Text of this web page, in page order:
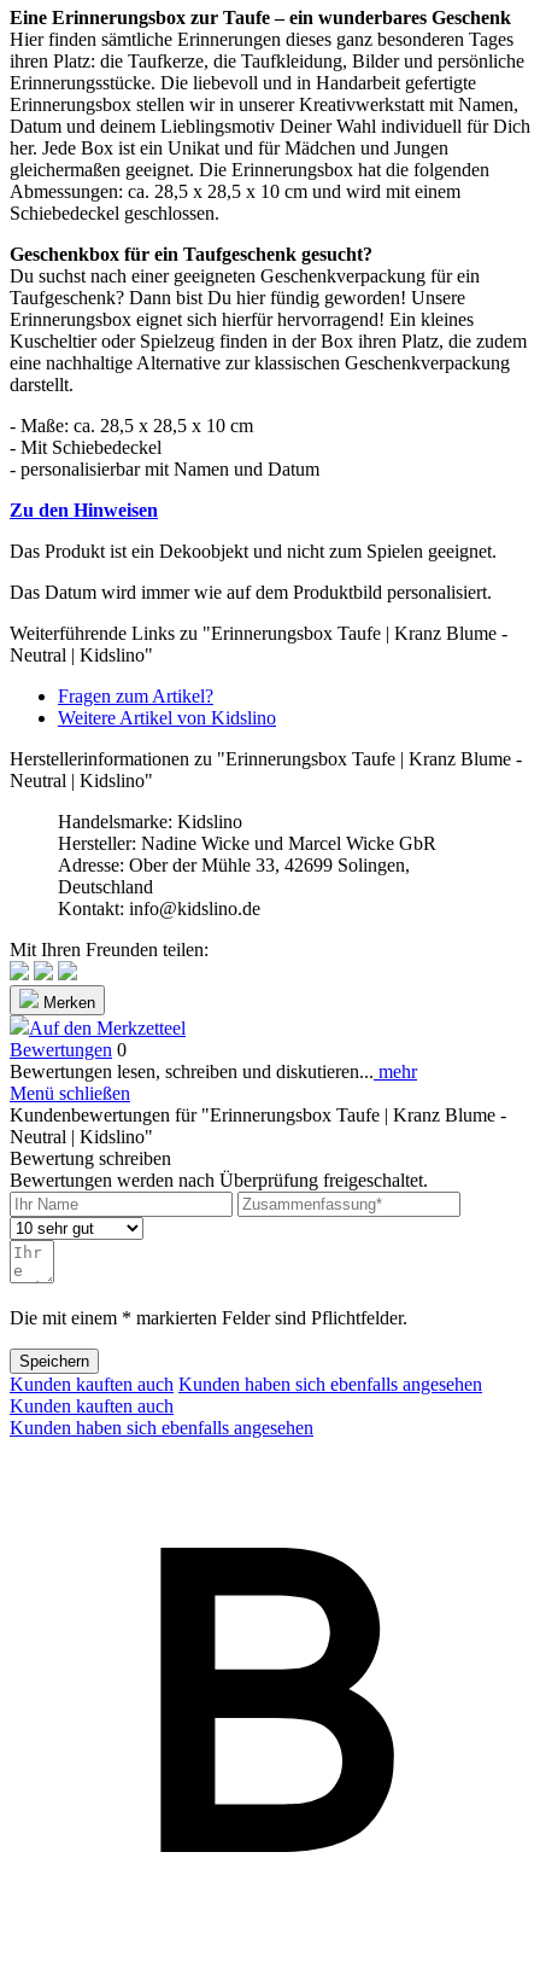
Eine Erinnerungsbox zur Taufe – ein wunderbares Geschenk
Hier finden sämtliche Erinnerungen dieses ganz besonderen Tages
ihren Platz: die Taufkerze, die Taufkleidung, Bilder und persönliche
Erinnerungsstücke. Die liebevoll und in Handarbeit gefertigte
Erinnerungsbox stellen wir in unserer Kreativwerkstatt mit Namen,
Datum und deinem Lieblingsmotiv Deiner Wahl individuell für Dich
her. Jede Box ist ein Unikat und für Mädchen und Jungen
gleichermaßen geeignet. Die Erinnerungsbox hat die folgenden
Abmessungen: ca. 28,5 x 28,5 x 10 cm und wird mit einem
Schiebedeckel geschlossen.
Geschenkbox für ein Taufgeschenk gesucht?
Du suchst nach einer geeigneten Geschenkverpackung für ein
Taufgeschenk? Dann bist Du hier fündig geworden! Unsere
Erinnerungsbox eignet sich hierfür hervorragend! Ein kleines
Kuscheltier oder Spielzeug finden in der Box ihren Platz, die zudem
eine nachhaltige Alternative zur klassischen Geschenkverpackung
darstellt.
- Maße: ca. 28,5 x 28,5 x 10 cm
- Mit Schiebedeckel
- personalisierbar mit Namen und Datum
Zu den Hinweisen
Das Produkt ist ein Dekoobjekt und nicht zum Spielen geeignet.
Das Datum wird immer wie auf dem Produktbild personalisiert.
Weiterführende Links zu "Erinnerungsbox Taufe | Kranz Blume -
Neutral | Kidslino"
Fragen zum Artikel?
Weitere Artikel von Kidslino
Herstellerinformationen zu "Erinnerungsbox Taufe | Kranz Blume -
Neutral | Kidslino"
Handelsmarke: Kidslino
Hersteller: Nadine Wicke und Marcel Wicke GbR
Adresse: Ober der Mühle 33, 42699 Solingen,
Deutschland
Kontakt: info@kidslino.de
Mit Ihren Freunden teilen:
Merken
Auf den Merkzetteel
Bewertungen 0
Bewertungen lesen, schreiben und diskutieren... mehr
Menü schließen
Kundenbewertungen für "Erinnerungsbox Taufe | Kranz Blume -
Neutral | Kidslino"
Bewertung schreiben
Bewertungen werden nach Überprüfung freigeschaltet.
Die mit einem * markierten Felder sind Pflichtfelder.
Speichern
Kunden kauften auch Kunden haben sich ebenfalls angesehen
Kunden kauften auch
Kunden haben sich ebenfalls angesehen